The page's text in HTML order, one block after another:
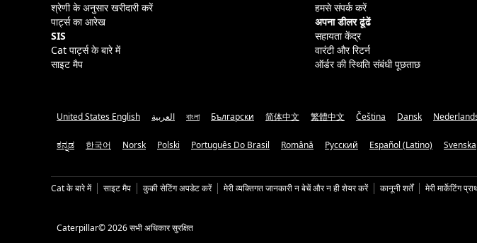
श्रेणी के अनुसार खरीदारी करें
पार्ट्स का आरेख
SIS
Cat पार्ट्स के बारे में
साइट मैप
हमसे संपर्क करें
अपना डीलर ढूंढें
सहायता केंद्र
वारंटी और रिटर्न
ऑर्डर की स्थिति संबंधी पूछताछ
United States English العربية বাংলা Български 简体中文 繁體中文 Čeština Dansk
ಕನ್ನಡ 한국어 Norsk Polski Português Do Brasil Română Русский Español (Latino) Svenska
Cat के बारे में साइट मैप कुकी सेटिंग अपडेट करें मेरी व्यक्तिगत जानकारी न बेचें और न ही शेयर करें कानूनी शर्तें मेरी मार्केटिंग
Caterpillar© 2026 सभी अधिकार सुरक्षित